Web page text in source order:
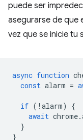
puede ser
asegurarse de que
vez que se inicie tu
async function
const alarm =
if ( ! alarm)
{
await chrome.
}
}